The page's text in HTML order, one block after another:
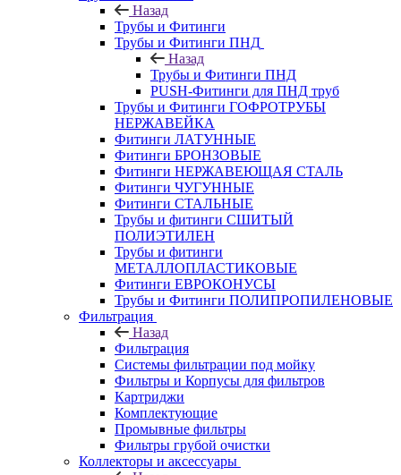
Назад
Трубы и Фитинги
Трубы и Фитинги ПНД
Назад
Трубы и Фитинги ПНД
PUSH-Фитинги для ПНД труб
Трубы и Фитинги ГОФРОТРУБЫ
НЕРЖАВЕЙКА
Фитинги ЛАТУННЫЕ
Фитинги БРОНЗОВЫЕ
Фитинги НЕРЖАВЕЮЩАЯ СТАЛЬ
Фитинги ЧУГУННЫЕ
Фитинги СТАЛЬНЫЕ
Трубы и фитинги СШИТЫЙ
ПОЛИЭТИЛЕН
Трубы и фитинги
МЕТАЛЛОПЛАСТИКОВЫЕ
Фитинги ЕВРОКОНУСЫ
Трубы и Фитинги ПОЛИПРОПИЛЕНОВЫЕ
Фильтрация
Назад
Фильтрация
Системы фильтрации под мойку
Фильтры и Корпусы для фильтров
Картриджи
Комплектующие
Промывные фильтры
Фильтры грубой очистки
Коллекторы и аксессуары